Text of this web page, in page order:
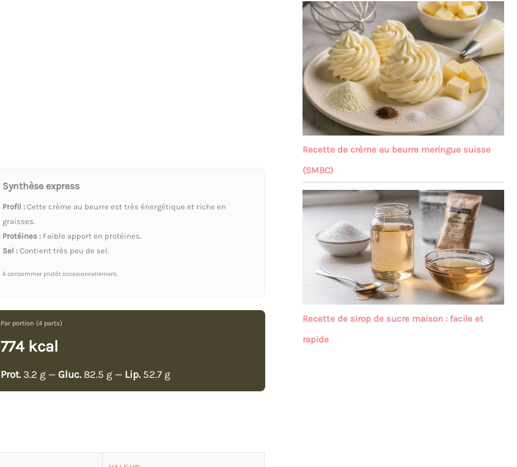
Synthèse express
Profil : Cette crème au beurre est très énergétique et riche en
graisses.
Protéines : Faible apport en protéines.
Sel : Contient très peu de sel.
À consommer plutôt occasionnellement.
Par portion (4 parts)
774 kcal
Prot. 3.2 g —Gluc. 82.5 g — Lip. 52.7 g
Recette de crème au beurre meringue suisse
(SMBC)
Recette de sirop de sucre maison : facile et
rapide